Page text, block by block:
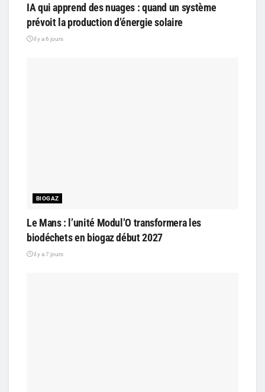
IA qui apprend des nuages : quand un système
prévoit la production d’énergie solaire
il y a 6 jours
BIOGAZ
Le Mans : l’unité Modul’O transformera les
biodéchets en biogaz début 2027
il y a 7 jours